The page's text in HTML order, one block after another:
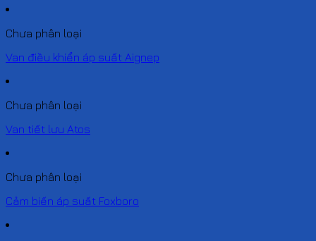
Chưa phân loại
Van điều khiển áp suất Aignep
Chưa phân loại
Van tiết lưu Atos
Chưa phân loại
Cảm biến áp suất Foxboro